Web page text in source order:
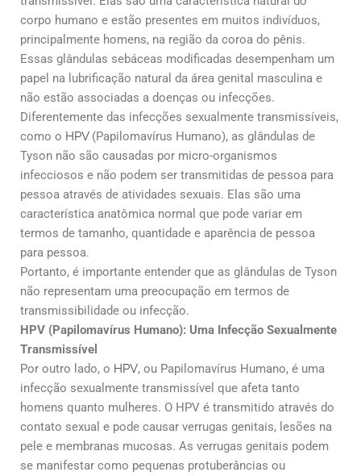
corpo humano e estão presentes em muitos indivíduos,
principalmente homens, na região da coroa do pênis.
Essas glândulas sebáceas modificadas desempenham um
papel na lubrificação natural da área genital masculina e
não estão associadas a doenças ou infecções.
Diferentemente das infecções sexualmente transmissíveis,
como o HPV (Papilomavírus Humano), as glândulas de
Tyson não são causadas por micro-organismos
infecciosos e não podem ser transmitidas de pessoa para
pessoa através de atividades sexuais. Elas são uma
característica anatômica normal que pode variar em
termos de tamanho, quantidade e aparência de pessoa
para pessoa.
Portanto, é importante entender que as glândulas de Tyson
não representam uma preocupação em termos de
transmissibilidade ou infecção.
HPV (Papilomavírus Humano): Uma Infecção Sexualmente
Transmissível
Por outro lado, o HPV, ou Papilomavírus Humano, é uma
infecção sexualmente transmissível que afeta tanto
homens quanto mulheres. O HPV é transmitido através do
contato sexual e pode causar verrugas genitais, lesões na
pele e membranas mucosas. As verrugas genitais podem
se manifestar como pequenas protuberâncias ou